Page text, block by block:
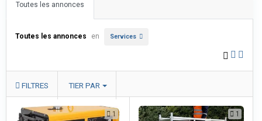
Toutes les annonces
Toutes les annonces en Services
FILTRES TIER PAR
1 1